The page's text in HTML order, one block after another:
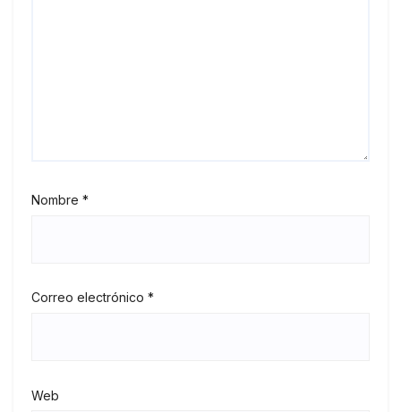
Nombre *
Correo electrónico *
Web